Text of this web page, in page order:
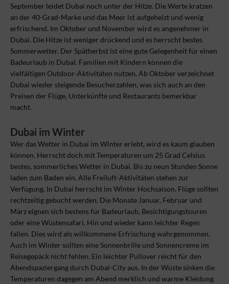
September leidet Dubai noch unter der Hitze. Die Werte kratzen
an der 40-Grad-Marke und das Meer ist aufgeheizt und wenig
erfrischend. Im Oktober und November wird es angenehmer in
Dubai. Die Hitze ist weniger drückend und es herrscht bestes
Sommerwetter. Der Spätherbst ist eine gute Gelegenheit für einen
Badeurlaub in Dubai. Familien mit Kindern können die
vielfältigen Outdoor-Aktivitäten nutzen. Ab Oktober verzeichnet
Dubai wieder steigende Besucherzahlen, was sich auch an den
Preisen der Flüge, Unterkünfte und Restaurants bemerkbar
macht.
Dubai im Winter
Wer das Wetter in Dubai im Winter erlebt, wird es kaum glauben
können. Herrscht doch mit Temperaturen um 25 Grad Celsius
bestes, sommerliches Wetter in Dubai. Bis zu neun Stunden Sonne
laden zum Baden ein. Alle Freiluft-Aktivitäten stehen zur
Verfügung. In Dubai herrscht im Winter Hochsaison. Flüge sollten
rechtzeitig gebucht werden. Die Monate Januar, Februar und
März eignen sich bestens für Badeurlaub, Besichtigungstouren
oder eine Wüstensafari. Hin und wieder kann leichter Regen
fallen. Dies wird als willkommene Erfrischung wahrgenommen.
Auch im Winter sollten eine Sonnenbrille und Sonnencreme im
Reisegepäck nicht fehlen. Ein leichter Pullover reicht für den
Abendspaziergang durch Dubai-City aus. In der Wüste sinken die
Temperaturen dagegen am Abend merklich und warme Kleidung